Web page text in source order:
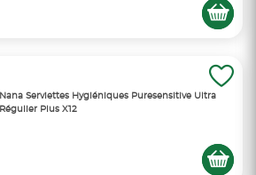
Nana Serviettes Hygiéniques Puresensitive Ultra
Régulier Plus X12